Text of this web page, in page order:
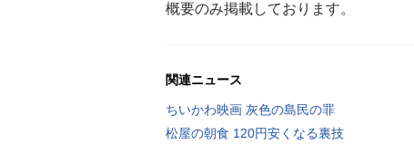
概要のみ掲載しております。
関連ニュース
ちいかわ映画 灰色の島民の罪
松屋の朝食 120円安くなる裏技